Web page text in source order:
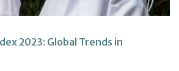
2023: Global Trends in